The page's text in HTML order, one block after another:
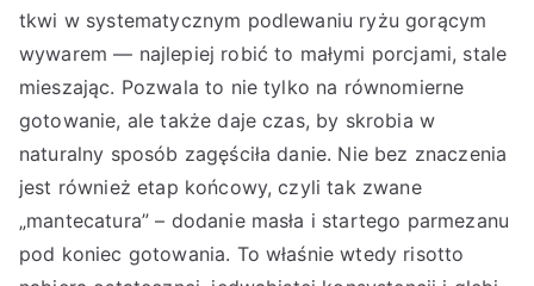
tkwi w systematycznym podlewaniu ryżu gorącym
wywarem — najlepiej robić to małymi porcjami, stale
mieszając. Pozwala to nie tylko na równomierne
gotowanie, ale także daje czas, by skrobia w
naturalny sposób zagęściła danie. Nie bez znaczenia
jest również etap końcowy, czyli tak zwane
„mantecatura” – dodanie masła i startego parmezanu
pod koniec gotowania. To właśnie wtedy risotto